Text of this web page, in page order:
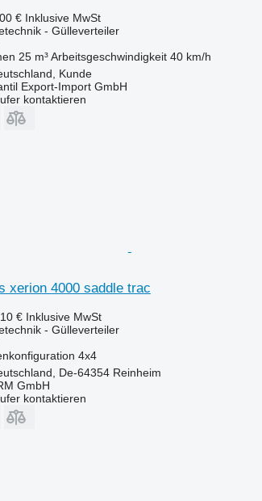
€ Inklusive MwSt
- Gülleverteiler
25 m³ Arbeitsgeschwindigkeit 40 km/h
Kunde
Export-Import GmbH
kontaktieren
xerion 4000 saddle trac
€ Inklusive MwSt
- Gülleverteiler
4x4
De-64354 Reinheim
GmbH
kontaktieren